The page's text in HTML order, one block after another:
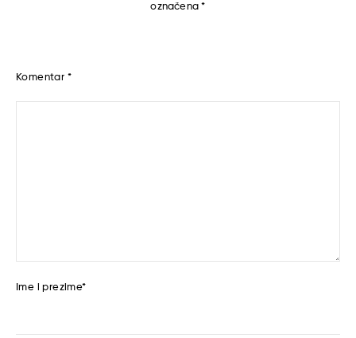
označena*
Komentar *
Ime i prezime*